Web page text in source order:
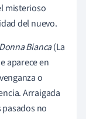
misterioso
del nuevo.
Bianca(La
aparece en
o
Arraigada
no